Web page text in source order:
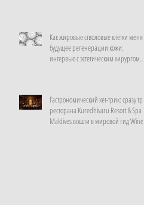
Как жировые стволовые клетки меняют
будущее регенерации кожи:
интервью с эстетическим хирургом
Гастрономический хет-трик: сразу три
ресторана Kuredhivaru Resort & Spa
Maldives вошли в мировой гид Wine